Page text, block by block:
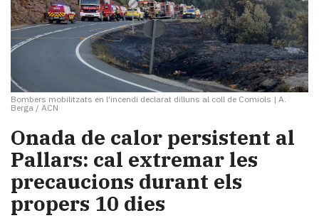
Bombers mobilitzats en l'incendi declarat dilluns al coll de Comiols | A.
Berga / ACN
Onada de calor persistent al
Pallars: cal extremar les
precaucions durant els
propers 10 dies